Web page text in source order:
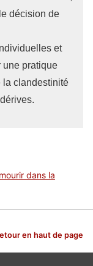
décision de
et
une pratique
la clandestinité
dans la
en haut de page